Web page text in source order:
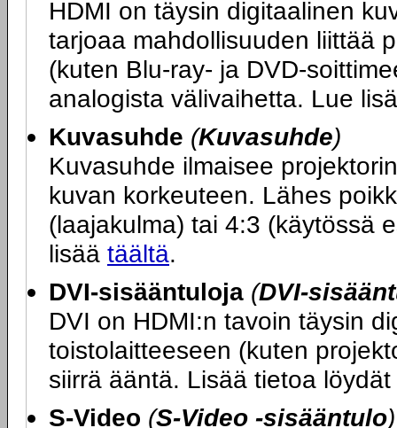
HDMI on täysin digitaalinen
tarjoaa mahdollisuuden liittää
(kuten Blu-ray- ja DVD-
analogista välivaihetta. Lue
Kuvasuhde (Kuvasuhde)
Kuvasuhde ilmaisee
kuvan korkeuteen. Lähes
(laajakulma) tai 4:3 (käytössä
lisää täältä.
DVI-sisääntuloja (DVI-
DVI on HDMI:n tavoin täysin
toistolaitteeseen (kuten
siirrä ääntä. Lisää tietoa löydät
S-Video (S-Video -sisääntulo)